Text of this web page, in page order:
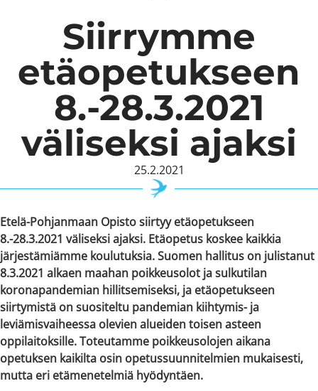
Siirrymme
etäopetukseen
8.-28.3.2021
väliseksi ajaksi
25.2.2021
Etelä-Pohjanmaan Opisto siirtyy etäopetukseen
8.-28.3.2021 väliseksi ajaksi. Etäopetus koskee kaikkia
järjestämiämme koulutuksia. Suomen hallitus on julistanut
8.3.2021 alkaen maahan poikkeusolot ja sulkutilan
koronapandemian hillitsemiseksi, ja etäopetukseen
siirtymistä on suositeltu pandemian kiihtymis- ja
leviämisvaiheessa olevien alueiden toisen asteen
oppilaitoksille. Toteutamme poikkeusolojen aikana
opetuksen kaikilta osin opetussuunnitelmien mukaisesti,
mutta eri etämenetelmiä hyödyntäen.